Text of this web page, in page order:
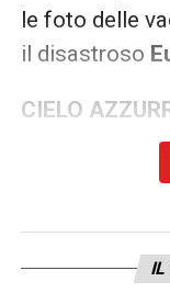
le foto delle
il disastroso
CIELO
«Hanno
hai a che fare
Svizzera, al IL